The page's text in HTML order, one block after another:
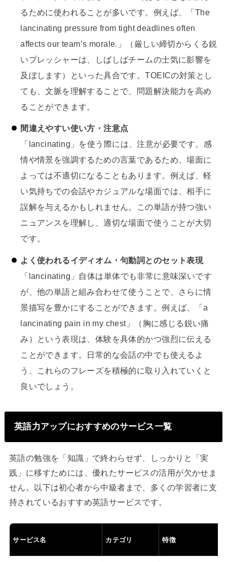
るために使われることが多いです。例えば、「The
lancinating pressure from tight deadlines often
affects our team’s morale.」（厳しい締切からくる鋭
いプレッシャーは、しばしばチームの士気に影響を
及ぼします）といった具合です。TOEICの対策とし
ても、文脈を理解することで、問題解決能力を高め
ることができます。
間違えやすい使い方・注意点
「lancinating」を使う際には、注意が必要です。感
情や情景を強調するための言葉であるため、場面に
よっては不適切になることもあります。例えば、軽
い気持ちでの会話やカジュアルな場面では、相手に
誤解を与えるかもしれません。この単語が持つ強い
ニュアンスを理解し、適切な場面で使うことが大切
です。
よく使われるイディオム・句動詞とのセット表現
「lancinating」自体は単体でも非常に意味深いです
が、他の単語と組み合わせて使うことで、さらに情
景描写を豊かにすることができます。例えば、「a
lancinating pain in my chest」（胸に感じる鋭い痛
み）という表現は、体験を具体的かつ強烈に伝える
ことができます。日常的な会話の中でも使えるよ
う、これらのフレーズを積極的に取り入れていくと
良いでしょう。
英語力アップにおすすめのサービス一覧
英語の勉強を「知識」で終わらせず、しっかりと「実
践」に移すためには、優れたサービスの活用が欠かせま
せん。以下は初心者から中級者まで、多くの学習者に支
持されているおすすめ英語サービスです。
サービス名 カテゴリ 特徴